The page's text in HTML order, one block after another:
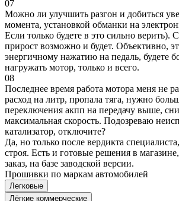
07
Можно ли улучшить разгон и добиться
момента, установкой обманки на
Если только будете в это сильно верить).
прирост возможно и будет. Объективно,
энергичному нажатию на педаль, будете
нагружать мотор, только и всего.
08
Последнее время работа мотора меня не
расход на литр, пропала тяга, нужно
переключения акпп на передачу выше,
максимальная скорость. Подозреваю
катализатор, отключите?
Да, но только после вердикта
строя. Есть и готовые решения в
заказ, на базе заводской версии.
Прошивки по маркам автомобилей
Легковые
Лёгкие коммерческие